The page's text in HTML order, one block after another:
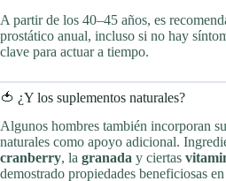
A partir de los 40–45 años, es
prostático anual, incluso si no hay
clave para actuar a tiempo.
🍅 ¿Y los suplementos naturales?
Algunos hombres también incorporan
naturales como apoyo adicional.
cranberry, la granada y ciertas
demostrado propiedades beneficiosas